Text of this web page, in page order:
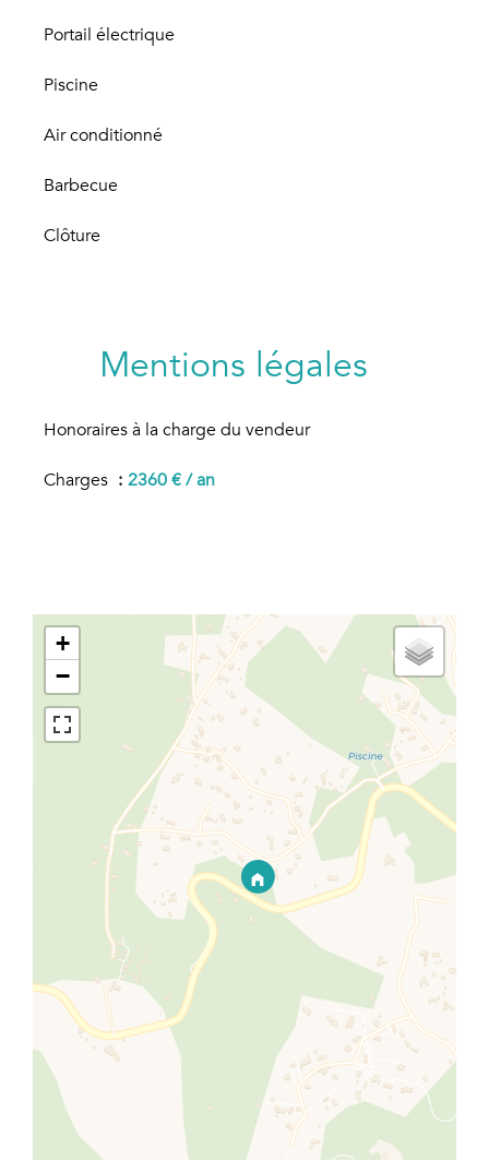
Portail électrique
Piscine
Air conditionné
Barbecue
Clôture
Mentions légales
Honoraires à la charge du vendeur
Charges 2360 € / an
+
−